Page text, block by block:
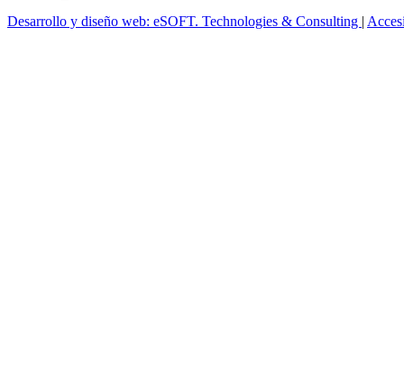
Desarrollo y diseño web: eSOFT. Technologies & Consulting |